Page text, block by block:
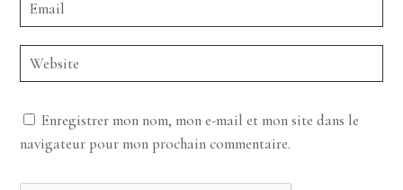
Enregistrer mon nom, mon e-mail et mon site dans le
navigateur pour mon prochain commentaire.